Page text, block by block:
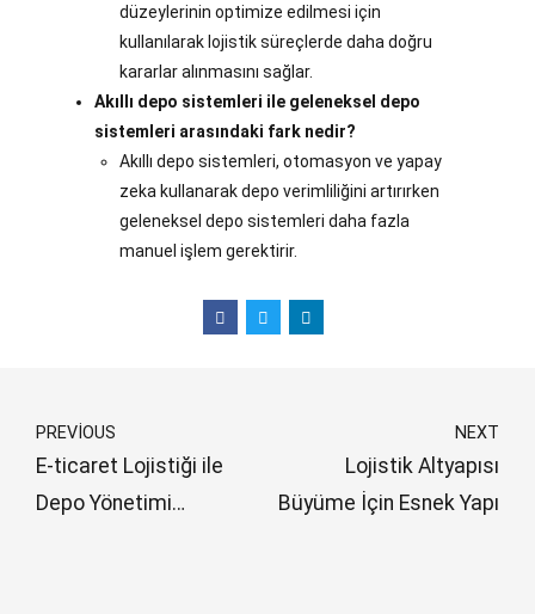
düzeylerinin optimize edilmesi için
kullanılarak lojistik süreçlerde daha doğru
kararlar alınmasını sağlar.
Akıllı depo sistemleri ile geleneksel depo
sistemleri arasındaki fark nedir?
Akıllı depo sistemleri, otomasyon ve yapay
zeka kullanarak depo verimliliğini artırırken
geleneksel depo sistemleri daha fazla
manuel işlem gerektirir.
PREVIOUS
E-ticaret Lojistiği ile
Depo Yönetimi
NEXT
Lojistik Altyapısı
Büyüme İçin Esnek Yapı